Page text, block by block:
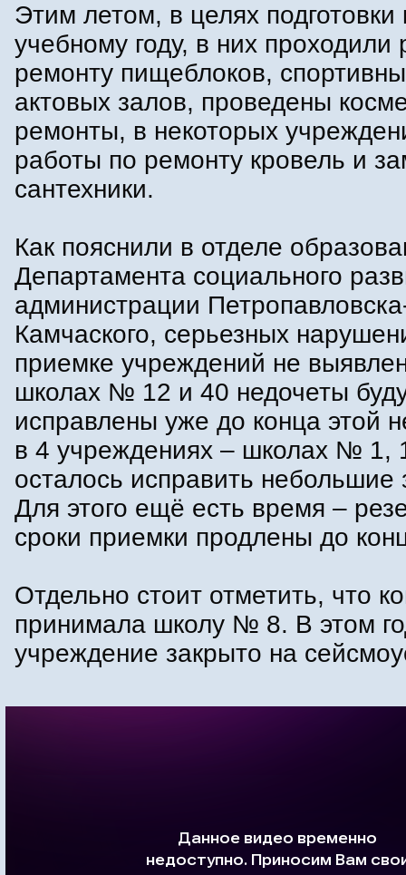
Этим летом, в целях подготовки
учебному году, в них проходили
ремонту пищеблоков,
актовых залов, проведены
ремонты, в некоторых
работы по ремонту кровель и
сантехники.
Как пояснили в отделе
Департамента социального
администрации
Камчаского, серьезных
приемке учреждений не
школах № 12 и 40 недочеты
исправлены уже до конца этой
в 4 учреждениях – школах № 1,
осталось исправить небольшие
Для этого ещё есть время –
сроки приемки продлены до
Отдельно стоит отметить, что
принимала школу № 8. В этом
учреждение закрыто на